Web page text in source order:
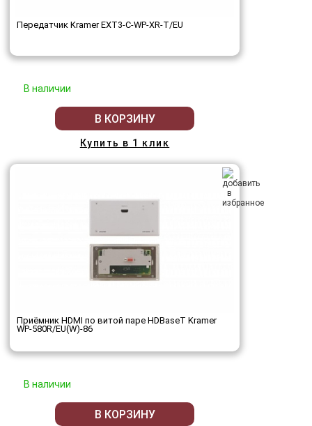
Передатчик Kramer EXT3-C-WP-XR-T/EU
В наличии
В КОРЗИНУ
Купить в 1 клик
Приёмник HDMI по витой паре HDBaseT Kramer
WP-580R/EU(W)-86
В наличии
В КОРЗИНУ